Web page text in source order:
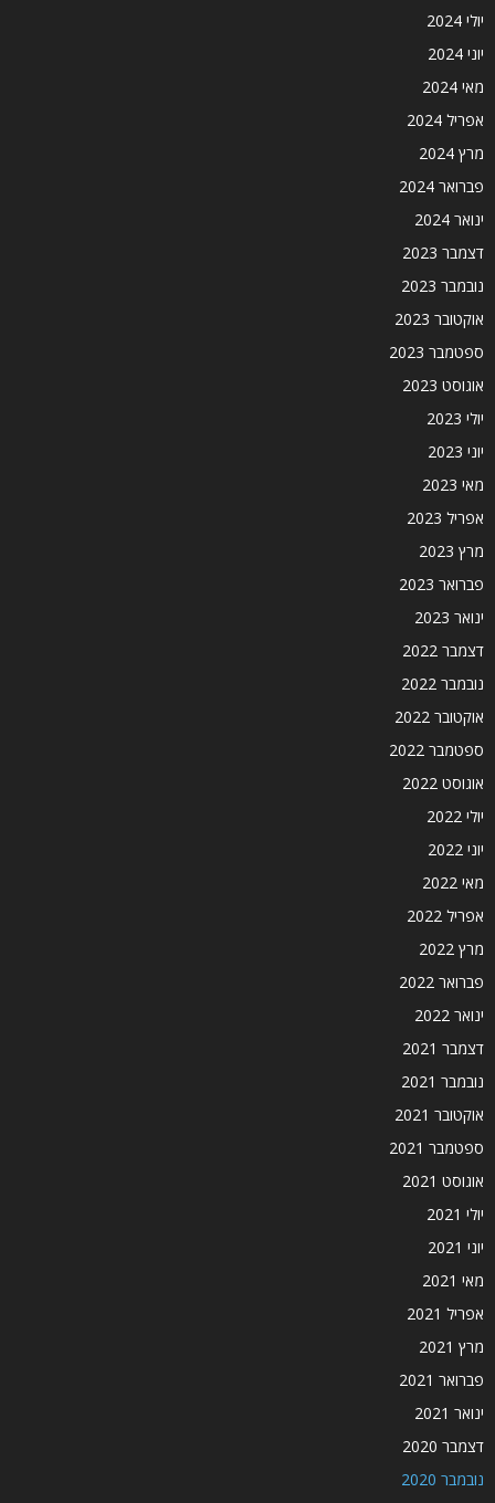
יולי 2024
יוני 2024
מאי 2024
אפריל 2024
מרץ 2024
פברואר 2024
ינואר 2024
דצמבר 2023
נובמבר 2023
אוקטובר 2023
ספטמבר 2023
אוגוסט 2023
יולי 2023
יוני 2023
מאי 2023
אפריל 2023
מרץ 2023
פברואר 2023
ינואר 2023
דצמבר 2022
נובמבר 2022
אוקטובר 2022
ספטמבר 2022
אוגוסט 2022
יולי 2022
יוני 2022
מאי 2022
אפריל 2022
מרץ 2022
פברואר 2022
ינואר 2022
דצמבר 2021
נובמבר 2021
אוקטובר 2021
ספטמבר 2021
אוגוסט 2021
יולי 2021
יוני 2021
מאי 2021
אפריל 2021
מרץ 2021
פברואר 2021
ינואר 2021
דצמבר 2020
נובמבר 2020